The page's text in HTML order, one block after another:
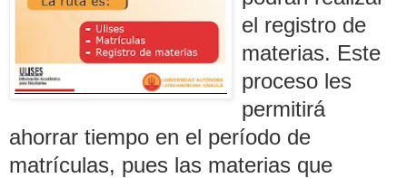
el registro de
materias. Este
proceso les
permitirá
ahorrar tiempo en el período de
matrículas, pues las materias que